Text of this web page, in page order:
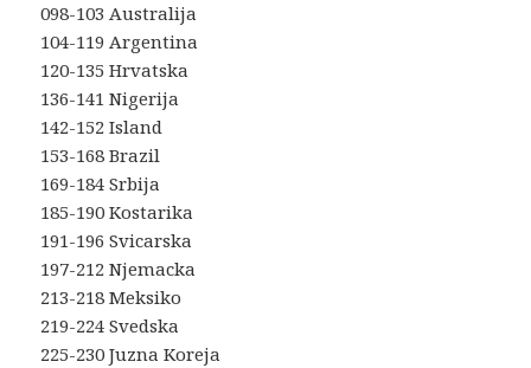
098-103 Australija
104-119 Argentina
120-135 Hrvatska
136-141 Nigerija
142-152 Island
153-168 Brazil
169-184 Srbija
185-190 Kostarika
191-196 Svicarska
197-212 Njemacka
213-218 Meksiko
219-224 Svedska
225-230 Juzna Koreja